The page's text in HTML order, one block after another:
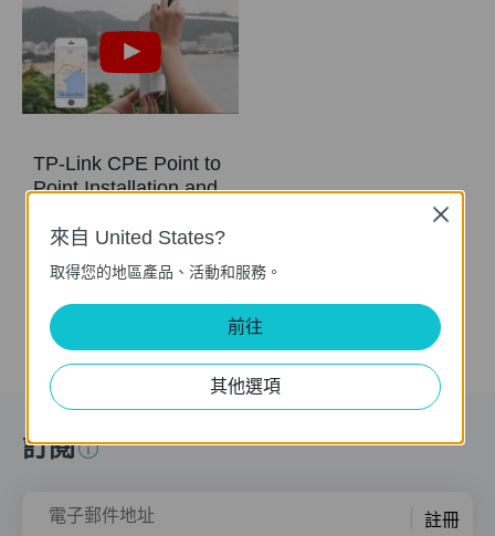
TP-Link CPE Point to
Point Installation and
Video
訂閱
電子郵件地址 註冊
來自 United States?
取得您的地區產品、活動和服務。
前往
其他選項
Close